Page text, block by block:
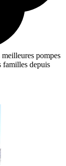
pompes
familles depuis